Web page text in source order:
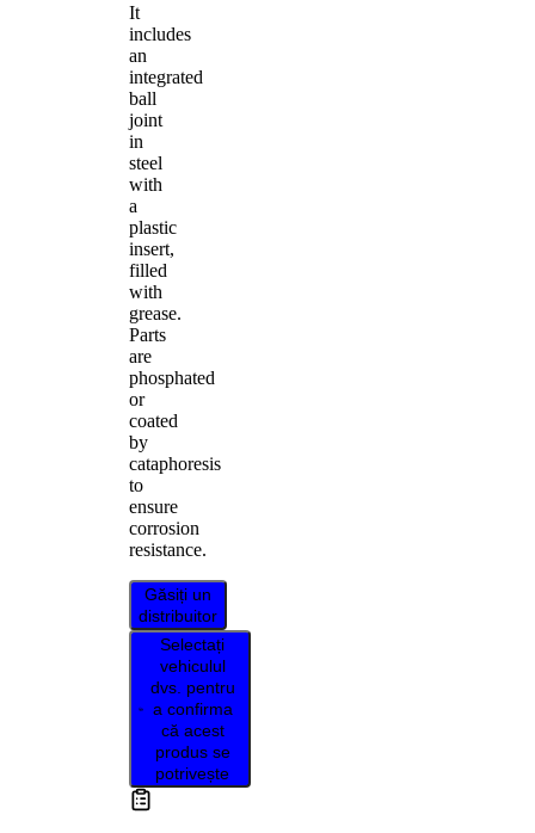
It
includes
an
integrated
ball
joint
in
steel
with
a
plastic
insert,
filled
with
grease.
Parts
are
phosphated
or
coated
by
cataphoresis
to
ensure
corrosion
resistance.
Găsiți un
distribuitor
Selectați
vehiculul
dvs. pentru
a confirma
că acest
produs se
potrivește